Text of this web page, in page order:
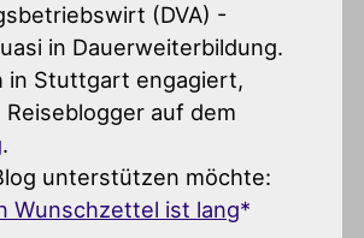
(DVA) -
in Dauerweiterbildung.
in Stuttgart engagiert,
Reiseblogger auf dem
.
unterstützen möchte:
Wunschzettel ist lang